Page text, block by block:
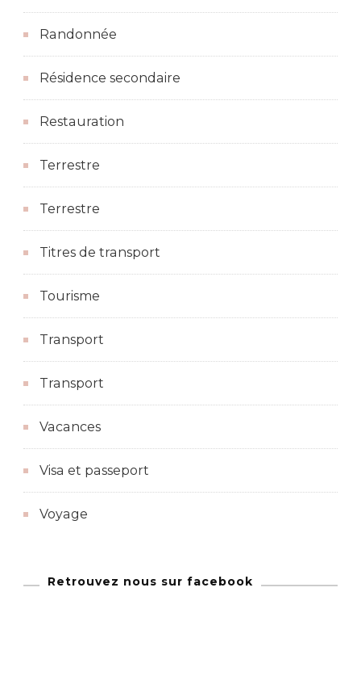
Randonnée
Résidence secondaire
Restauration
Terrestre
Terrestre
Titres de transport
Tourisme
Transport
Transport
Vacances
Visa et passeport
Voyage
Retrouvez nous sur facebook